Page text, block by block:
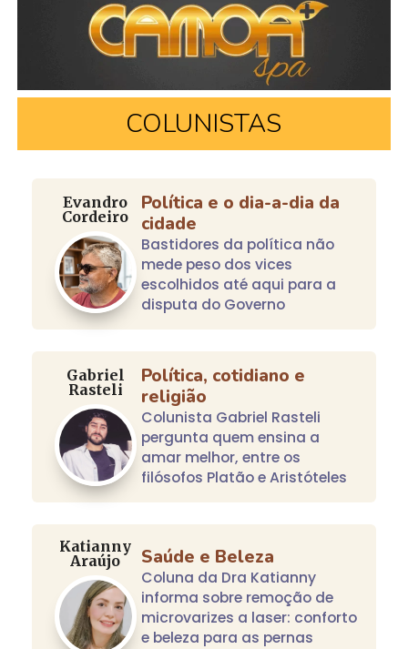
COLUNISTAS
Evandro
Cordeiro
Política e o dia-a-dia da
cidade
Bastidores da política não
mede peso dos vices
escolhidos até aqui para a
disputa do Governo
Gabriel
Rasteli
Política, cotidiano e
religião
Colunista Gabriel Rasteli
pergunta quem ensina a
amar melhor, entre os
filósofos Platão e Aristóteles
Katianny
Araújo
Saúde e Beleza
Coluna da Dra Katianny
informa sobre remoção de
microvarizes a laser: conforto
e beleza para as pernas